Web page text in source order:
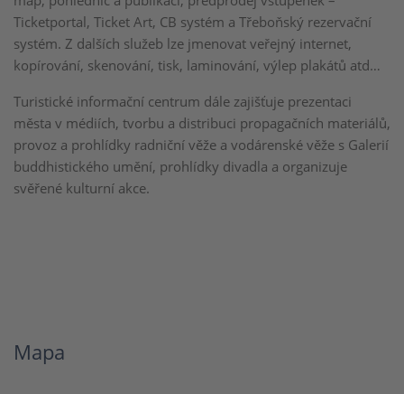
Ticketportal, Ticket Art, CB systém a Třeboňský rezervační
systém. Z dalších služeb lze jmenovat veřejný internet,
kopírování, skenování, tisk, laminování, výlep plakátů atd…
Turistické informační centrum dále zajišťuje prezentaci
města v médiích, tvorbu a distribuci propagačních materiálů,
provoz a prohlídky radniční věže a vodárenské věže s Galerií
buddhistického umění, prohlídky divadla a organizuje
svěřené kulturní akce.
Mapa